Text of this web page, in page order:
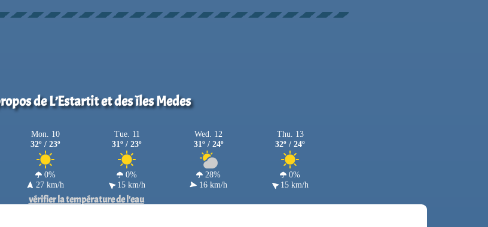
de L’Estartit et des îles Medes
Mon. 10
32º / 23º
0%
27 km/h
Tue. 11
31º / 23º
0%
15 km/h
Wed. 12
31º / 24º
28%
16 km/h
Thu. 13
32º / 24º
0%
15 km/h
vérifier la température de l'eau